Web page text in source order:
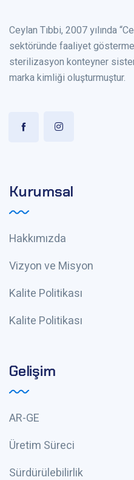
Ceylan Tıbbi, 2007 yılında
sektöründe faaliyet
sterilizasyon konteyner
marka kimliği oluşturmuştur.
Kurumsal
Hakkımızda
Vizyon ve Misyon
Kalite Politikası
Kalite Politikası
Gelişim
AR-GE
Üretim Süreci
Sürdürülebilirlik